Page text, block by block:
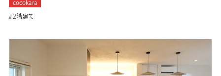
cocokara
2階建て